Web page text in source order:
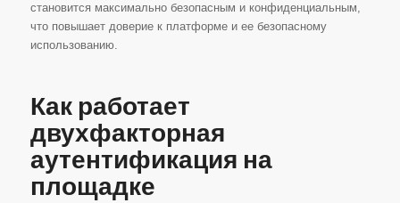
становится максимально безопасным и конфиденциальным,
что повышает доверие к платформе и ее безопасному
использованию.
Как работает
двухфакторная
аутентификация на
площадке